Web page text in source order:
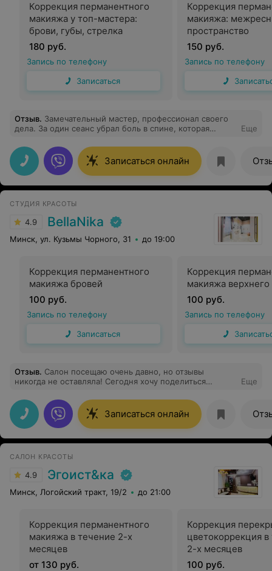
Коррекция перманентного
макияжа у топ-мастера:
брови, губы, стрелка
180 руб.
Запись по телефону
Записаться
Коррекция
макияжа:
пространство
150 руб.
Запись по телефону
Отзыв. Замечательный мастер, профессионал своего
дела. За один сеанс убрал боль в спине, которая
однозначно рекомендую
Еще
Записаться онлайн
СТУДИЯ КРАСОТЫ
4.9 BellaNika
Минск, ул. Кузьмы Чорного, 31 до 19:00
Коррекция перманентного
макияжа бровей
100 руб.
Запись по телефону
Записаться
Коррекция
макияжа верхнего
100 руб.
Запись по телефону
Отзыв. Салон посещаю очень давно, но отзывы
никогда не оставляла! Сегодня хочу поделиться
Ходоренок, замечательный мастер по наращиванию
ресниц Виктория Савицкая, топ мастер Артём
высочайший профессионал, огромное вам спасибо за
вашу работу, за ваше творчество! Однако работа
администратора Дианы оставляет желать лучшего! У
минут, администратор делала вид, что меня не видет, а
на мои вопросы:" как же так?" Пыталась переложить
ответственность на мастеров! А проблема в
неразумной организации расписания и распределении
времени для мастеров! Спасибо всем мастерам,
Еще
Записаться онлайн
САЛОН КРАСОТЫ
4.9 Эгоист&ка
Минск, Логойский тракт, 19/2 до 21:00
Коррекция перманентного
макияжа в течение 2-х
месяцев
от 130 руб.
Коррекция
цветокоррекция
2-х месяцев
100 руб.